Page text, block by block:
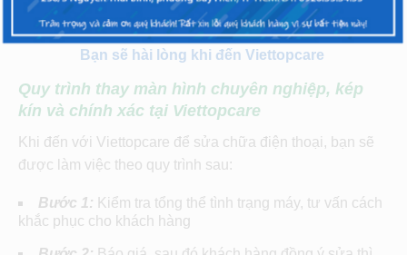
Bạn sẽ hài lòng khi đến Viettopcare
Quy trình thay màn hình chuyên nghiệp, kép
kín và chính xác tại Viettopcare
Khi đến với Viettopcare để sửa chữa điện thoại, bạn sẽ
được làm việc theo quy trình sau:
Bước 1: Kiểm tra tổng thể tình trạng máy, tư vấn cách
khắc phục cho khách hàng